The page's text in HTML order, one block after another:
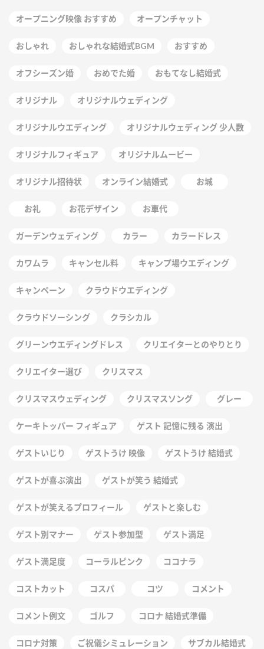
オープニング映像 おすすめ オープンチャット
おしゃれ おしゃれな結婚式BGM おすすめ
オフシーズン婚 おめでた婚 おもてなし結婚式
オリジナル オリジナルウェディング
オリジナルウエディング オリジナルウェディング 少人数
オリジナルフィギュア オリジナルムービー
オリジナル招待状 オンライン結婚式 お城
お礼 お花デザイン お車代
ガーデンウェディング カラー カラードレス
カワムラ キャンセル料 キャンプ場ウエディング
キャンペーン クラウドウエディング
クラウドソーシング クラシカル
グリーンウエディングドレス クリエイターとのやりとり
クリエイター選び クリスマス
クリスマスウェディング クリスマスソング グレー
ケーキトッパー フィギュア ゲスト 記憶に残る 演出
ゲストいじり ゲストうけ 映像 ゲストうけ 結婚式
ゲストが喜ぶ演出 ゲストが笑う 結婚式
ゲストが笑えるプロフィール ゲストと楽しむ
ゲスト別マナー ゲスト参加型 ゲスト満足
ゲスト満足度 コーラルピンク ココナラ
コストカット コスパ コツ コメント
コメント例文 ゴルフ コロナ 結婚式準備
コロナ対策 ご祝儀シミュレーション サブカル結婚式